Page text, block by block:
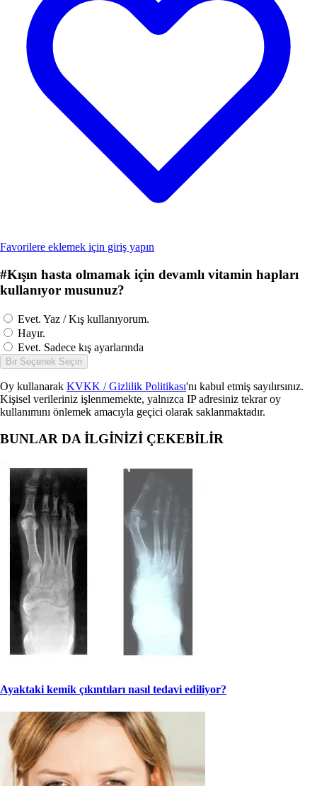
Favorilere eklemek için giriş yapın
#Kışın hasta olmamak için devamlı vitamin hapları
kullanıyor musunuz?
Evet. Yaz / Kış kullanıyorum.
Hayır.
Evet. Sadece kış ayarlarında
Bir Seçenek Seçin
Oy kullanarak KVKK / Gizlilik Politikası'nı kabul etmiş sayılırsınız.
Kişisel verileriniz işlenmemekte, yalnızca IP adresiniz tekrar oy
kullanımını önlemek amacıyla geçici olarak saklanmaktadır.
BUNLAR DA İLGİNİZİ ÇEKEBİLİR
Ayaktaki kemik çıkıntıları nasıl tedavi ediliyor?